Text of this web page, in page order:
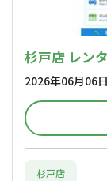
杉戸店 レン
2026年06月06
杉戸店